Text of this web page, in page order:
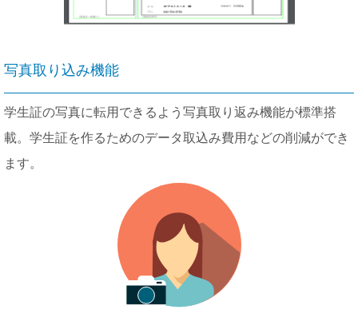
写真取り込み機能
学生証の写真に転用できるよう写真取り返み機能が標準搭
載。学生証を作るためのデータ取込み費用などの削減ができ
ます。